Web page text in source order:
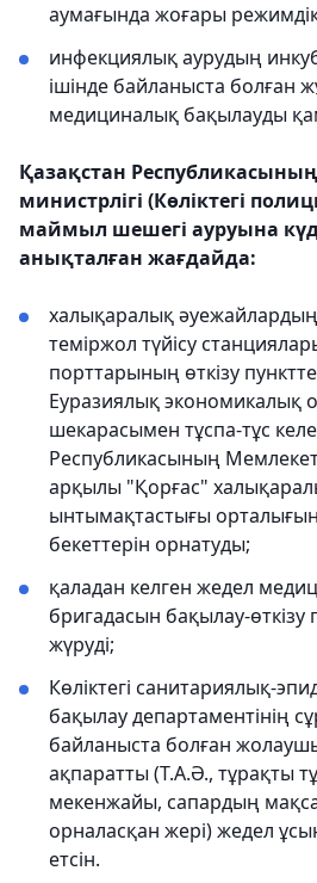
аумағында жоғары
инфекциялық аурудың
ішінде байланыста болған
медициналық бақылауды
Қазақстан Республикасының
министрлігі (Көліктегі
маймыл шешегі ауруына
анықталған жағдайда:
халықаралық
теміржол түйісу
порттарының өткізу
Еуразиялық экономикалық
шекарасымен тұспа-тұс
Республикасының
арқылы "Қорғас"
ынтымақтастығы
бекеттерін орнатуды;
қаладан келген жедел
бригадасын бақылау-өткізу
жүруді;
Көліктегі санитариялық-
бақылау департаментінің
байланыста болған
ақпаратты (Т.А.Ә., тұрақты
мекенжайы, сапардың
орналасқан жері) жедел
етсін.